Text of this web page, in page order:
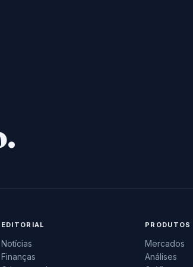
EDITORIAL
Notícias
Finanças
PRODUTOS
Mercados
Análises